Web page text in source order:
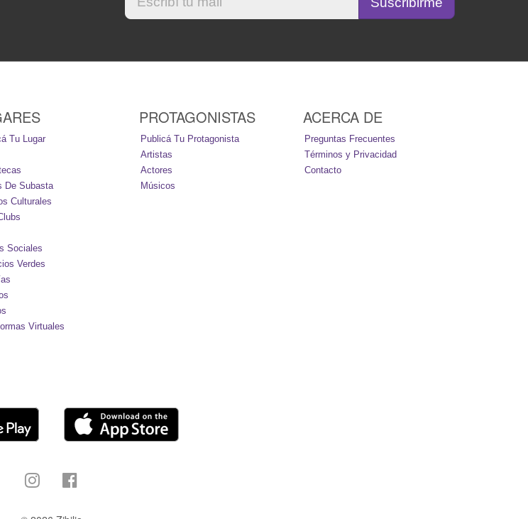
Tu Lugar
De Subasta
Culturales
Sociales
Verdes
Virtuales
PROTAGONISTAS
Publicá Tu Protagonista
Artistas
Actores
Músicos
ACERCA DE
Preguntas Frecuentes
Términos y Privacidad
Contacto